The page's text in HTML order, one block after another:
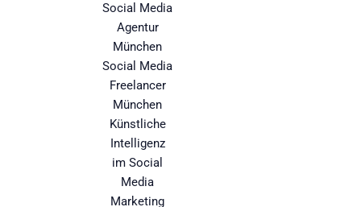
Social Media
Agentur
München
Social Media
Freelancer
München
Künstliche
Intelligenz
im Social
Media
Marketing